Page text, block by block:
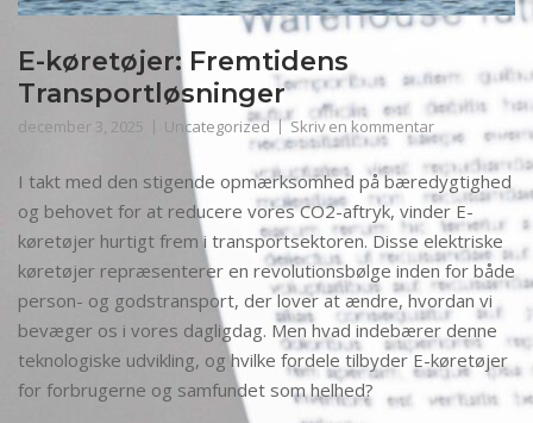
E-køretøjer: Fremtidens
Transportløsninger
december 3, 2025 Uncategorized Skriv en kommentar
I takt med den stigende opmærksomhed på bæredygtighed
og behovet for at reducere vores CO2-aftryk, vinder E-
køretøjer hurtigt frem i transportsektoren. Disse elektriske
køretøjer repræsenterer en revolutionsbølge inden for både
person- og godstransport, der lover at ændre, hvordan vi
bevæger os i vores dagligdag. Men hvad indebærer denne
teknologiske udvikling, og hvilke fordele tilbyder E-køretøjer
for forbrugerne og samfundet som helhed?